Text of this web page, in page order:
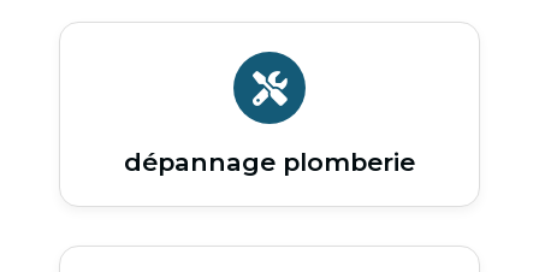
dépannage plomberie